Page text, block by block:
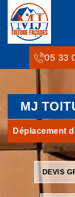
05 33
MJ
Déplacement
DEVIS